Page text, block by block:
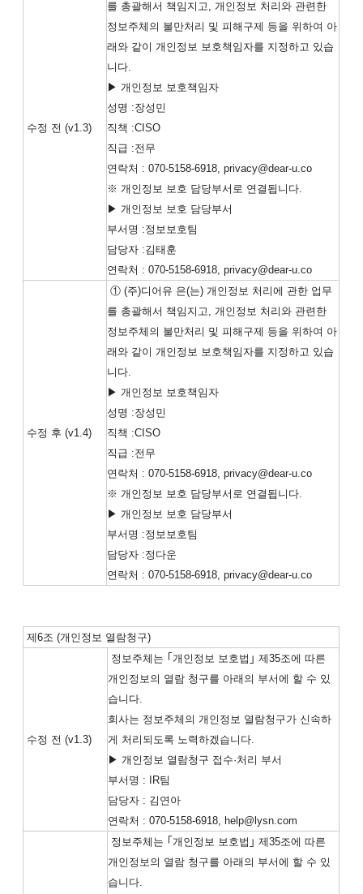
수정 전 (v1.3)
를 총괄해서 책임지고, 개인정보 처리와 관련한
정보주체의 불만처리 및 피해구제 등을 위하여 아
래와 같이 개인정보 보호책임자를 지정하고 있습
니다.
▶ 개인정보 보호책임자
성명 :장성민
직책 :CISO
직급 :전무
연락처 : 070-5158-6918, privacy@dear-u.co
※ 개인정보 보호 담당부서로 연결됩니다.
▶ 개인정보 보호 담당부서
부서명 :정보보호팀
담당자 :김태훈
연락처 : 070-5158-6918, privacy@dear-u.co
수정 후 (v1.4)
① (주)디어유 은(는) 개인정보 처리에 관한 업무
를 총괄해서 책임지고, 개인정보 처리와 관련한
정보주체의 불만처리 및 피해구제 등을 위하여 아
래와 같이 개인정보 보호책임자를 지정하고 있습
니다.
▶ 개인정보 보호책임자
성명 :장성민
직책 :CISO
직급 :전무
연락처 : 070-5158-6918, privacy@dear-u.co
※ 개인정보 보호 담당부서로 연결됩니다.
▶ 개인정보 보호 담당부서
부서명 :정보보호팀
담당자 :정다운
연락처 : 070-5158-6918, privacy@dear-u.co
제6조 (개인정보 열람청구)
수정 전 (v1.3)
정보주체는 ｢개인정보 보호법｣ 제35조에 따른
개인정보의 열람 청구를 아래의 부서에 할 수 있
습니다.
회사는 정보주체의 개인정보 열람청구가 신속하
게 처리되도록 노력하겠습니다.
▶ 개인정보 열람청구 접수·처리 부서
부서명 : IR팀
담당자 : 김연아
연락처 : 070-5158-6918, help@lysn.com
정보주체는 ｢개인정보 보호법｣ 제35조에 따른
개인정보의 열람 청구를 아래의 부서에 할 수 있
습니다.